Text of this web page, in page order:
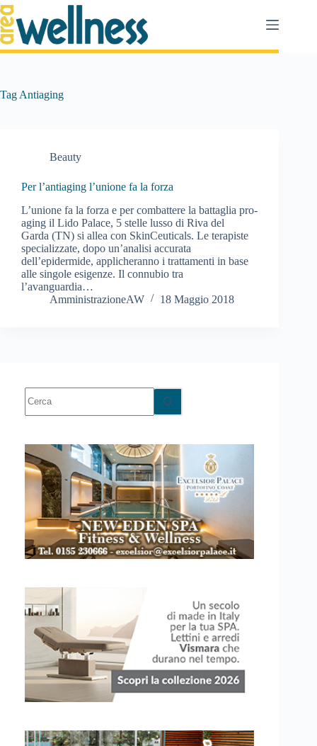
Salta
al
contenuto
Tag Antiaging
Beauty
Per l’antiaging l’unione fa la forza
L’unione fa la forza e per combattere la battaglia pro-
aging il Lido Palace, 5 stelle lusso di Riva del
Garda (TN) si allea con SkinCeuticals. Le terapiste
specializzate, dopo un’analisi accurata
dell’epidermide, applicheranno i trattamenti in base
alle singole esigenze. Il connubio tra
l’avanguardia…
AmministrazioneAW
18 Maggio 2018
risultato